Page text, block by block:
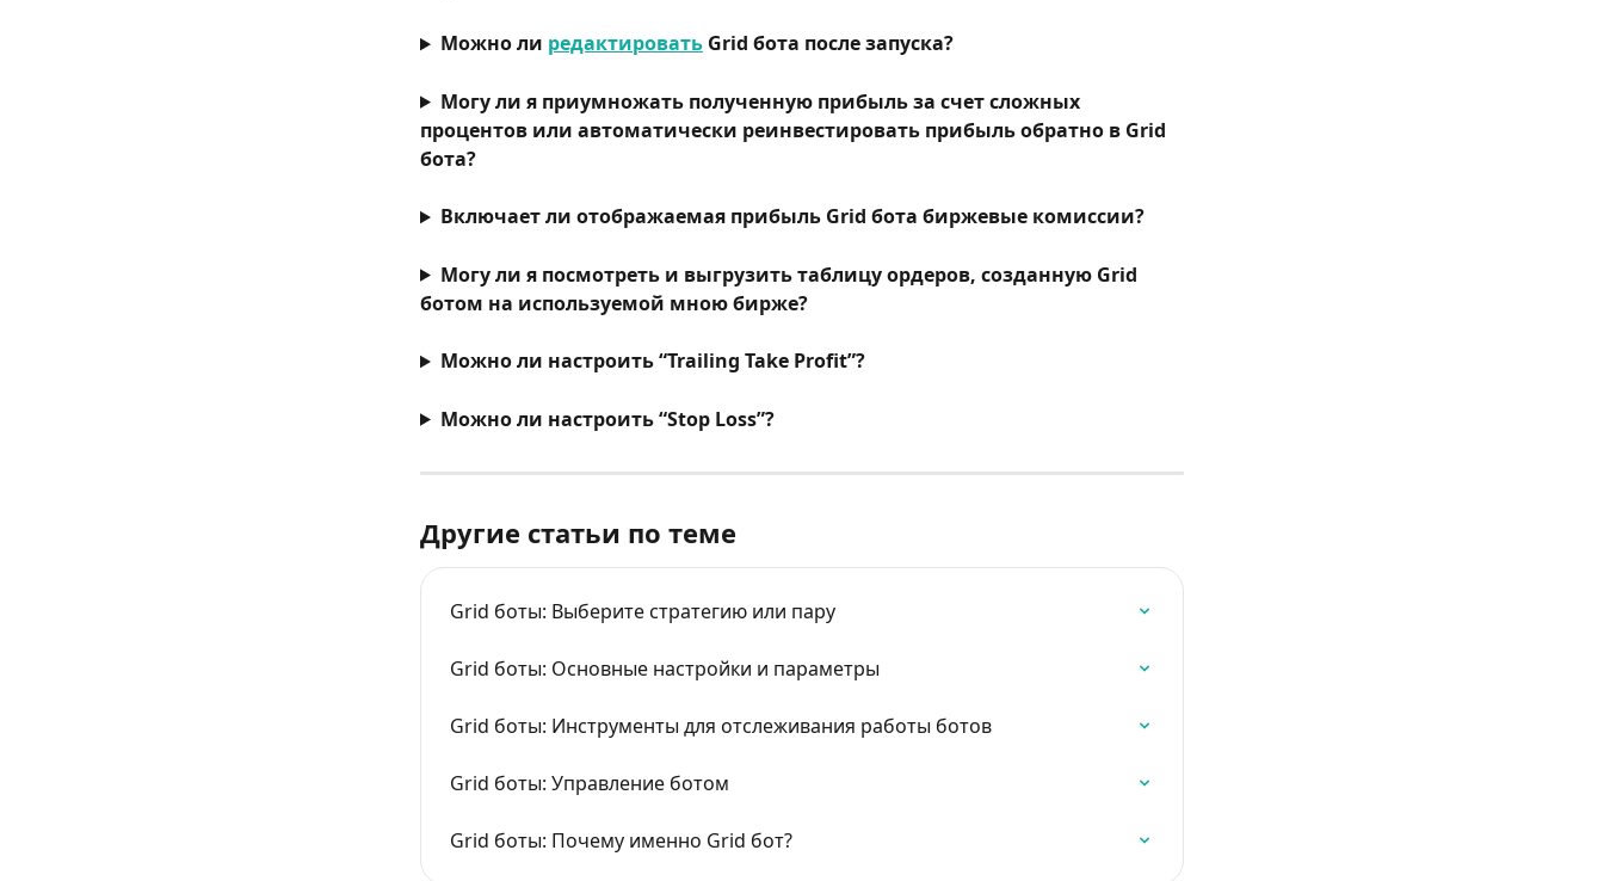
Можно ли редактировать Grid бота после запуска?
Могу ли я приумножать полученную прибыль за счет сложных
процентов или автоматически реинвестировать прибыль обратно в Grid
бота?
Включает ли отображаемая прибыль Grid бота биржевые комиссии?
Могу ли я посмотреть и выгрузить таблицу ордеров, созданную Grid
ботом на используемой мною бирже?
Можно ли настроить “Trailing Take Profit”?
Можно ли настроить “Stop Loss”?
Другие статьи по теме
Grid боты: Выберите стратегию или пару
Grid боты: Основные настройки и параметры
Grid боты: Инструменты для отслеживания работы ботов
Grid боты: Управление ботом
Grid боты: Почему именно Grid бот?